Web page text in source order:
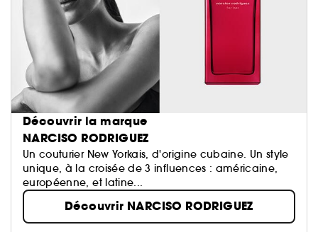
Découvrir la marque
NARCISO RODRIGUEZ
Un couturier New Yorkais, d'origine cubaine. Un style
unique, à la croisée de 3 influences : américaine,
européenne, et latine...
Découvrir NARCISO RODRIGUEZ